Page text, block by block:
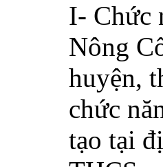
I- Chức
Nông
huyện,
chức
tạo tại